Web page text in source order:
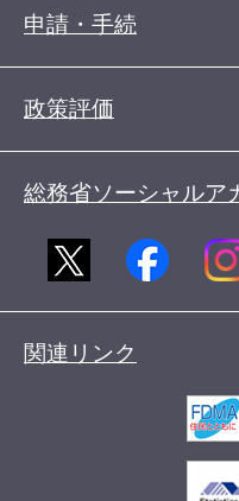
申請・手続
政策評価
総務省ソーシャルア
関連リンク